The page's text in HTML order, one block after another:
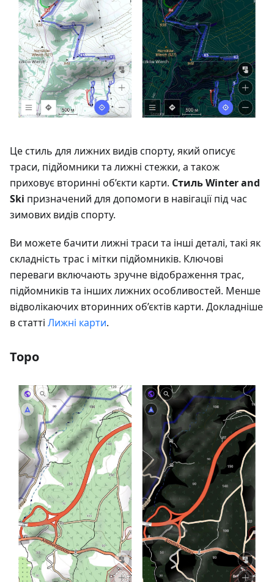
Це стиль для лижних видів спорту, який описує
траси, підйомники та лижні стежки, а також
приховує вторинні об’єкти карти. Стиль Winter and
Ski призначений для допомоги в навігації під час
зимових видів спорту.
Ви можете бачити лижні траси та інші деталі, такі як
складність трас і мітки підйомників. Ключові
переваги включають зручне відображення трас,
підйомників та інших лижних особливостей. Менше
відволікаючих вторинних об’єктів карти. Докладніше
в статті Лижні карти.
Topo